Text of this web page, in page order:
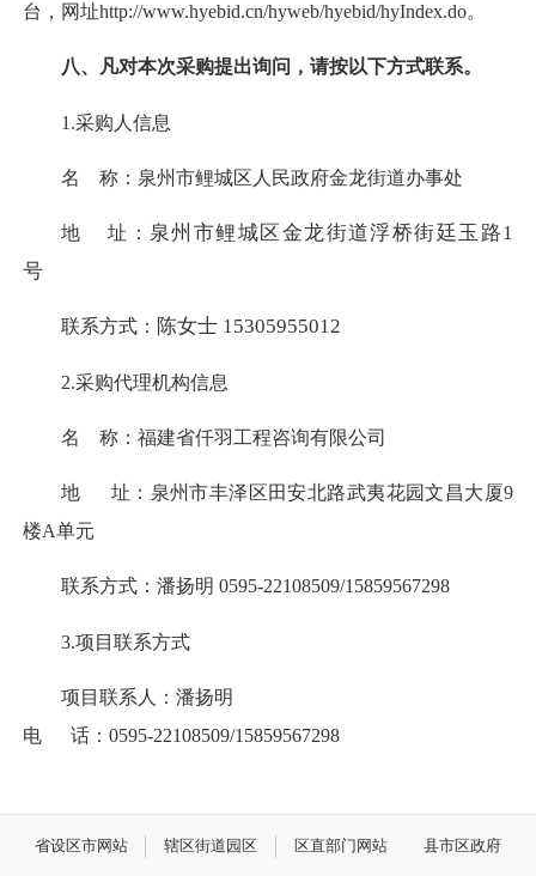
台，网址http://www.hyebid.cn/hyweb/hyebid/hyIndex.do。
八、凡对本次采购提出询问，请按以下方式联系。
1.采购人信息
名 称： 泉州市鲤城区人民政府金龙街道办事处
地 址： 泉州市鲤城区金龙街道浮桥街廷玉路1
号
联系方式： 陈女士 15305955012
2.采购代理机构信息
名 称：福建省仟羽工程咨询有限公司
地 址：泉州市丰泽区田安北路武夷花园文昌大厦9
楼A单元
联系方式： 潘扬明 0595-22108509/15859567298
3.项目联系方式
项目联系人： 潘扬明
电
话： 0595-22108509/15859567298
省设区市网站 辖区街道园区 区直部门网站 县市区政府